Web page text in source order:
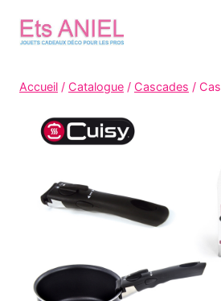
Accueil / Catalogue / Cascades /